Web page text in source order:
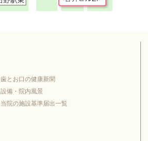
歯とお口の健康新聞
設備・院内風景
当院の施設基準届出一覧